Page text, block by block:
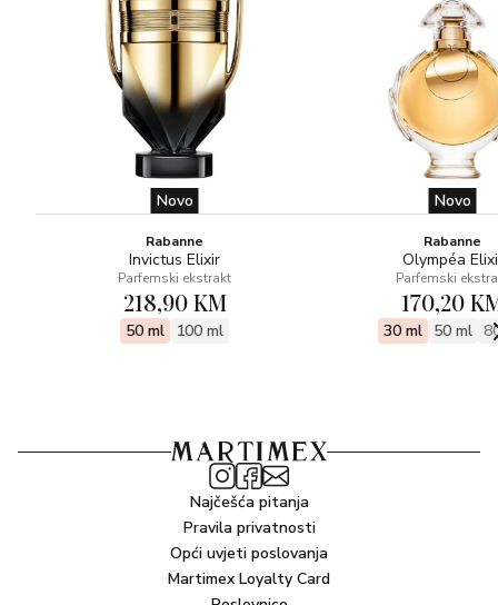
Novo
Rabanne
Invictus Elixir
Parfemski ekstrakt
218,90 KM
50 ml 100 ml
Novo
Rabanne
Olympéa
Parfemski
170,20
30 ml 50 ml
Najčešća pitanja
Pravila privatnosti
Opći uvjeti poslovanja
Martimex Loyalty Card